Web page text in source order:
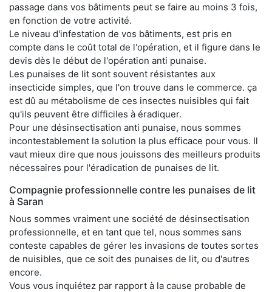
passage dans vos bâtiments peut se faire au moins 3 fois,
en fonction de votre activité.
Le niveau d'infestation de vos bâtiments, est pris en
compte dans le coût total de l'opération, et il figure dans le
devis dès le début de l'opération anti punaise.
Les punaises de lit sont souvent résistantes aux
insecticide simples, que l'on trouve dans le commerce. ça
est dû au métabolisme de ces insectes nuisibles qui fait
qu'ils peuvent être difficiles à éradiquer.
Pour une désinsectisation anti punaise, nous sommes
incontestablement la solution la plus efficace pour vous. Il
vaut mieux dire que nous jouissons des meilleurs produits
nécessaires pour l'éradication de punaises de lit.
Compagnie professionnelle contre les punaises de lit
à Saran
Nous sommes vraiment une société de désinsectisation
professionnelle, et en tant que tel, nous sommes sans
conteste capables de gérer les invasions de toutes sortes
de nuisibles, que ce soit des punaises de lit, ou d'autres
encore.
Vous vous inquiétez par rapport à la cause probable de